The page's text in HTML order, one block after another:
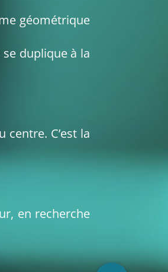
géométrique
duplique à la
C’est la
en recherche